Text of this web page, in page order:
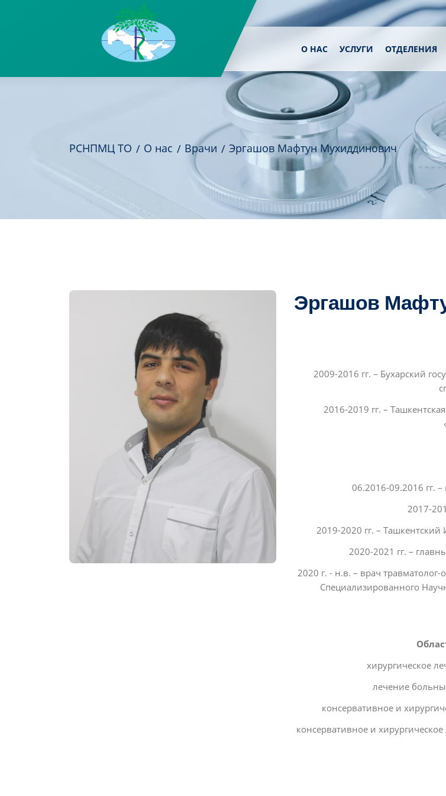
О НАС УСЛУГИ ОТДЕЛЕНИЯ
РСНПМЦ ТО О нас Врачи Эргашов Мафтун Мухиддинович
Эргашов
2009-2016 гг. – Бухарский
2016-2019 гг. –
06.2016-09.2016 гг.
2017-
2019-2020 гг. –
2020-2021 гг. –
2020 г. - н.в. – врач
Специализированного
хирургическое
лечение
консервативное и
консервативное и